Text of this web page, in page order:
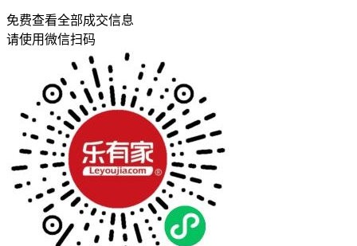
免费查看全部成交信息
请使用微信扫码